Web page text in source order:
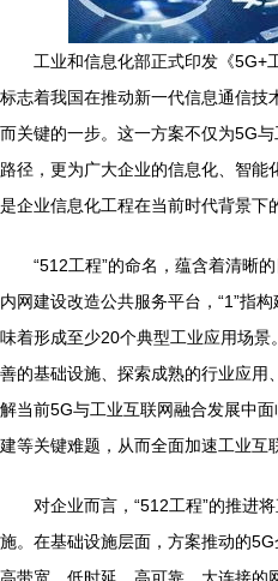
工业和信息化部正式印发《5G+
标志着我国在推动新一代信息通信技
而关键的一步。这一方案不仅为5G
路径，更为广大企业的信息化、智能
是企业信息化工程在当前时代背景下
“512工程”的命名，蕴含着清晰
内网建设改造公共服务平台，“1”指
味着形成至少20个典型工业应用场
善的基础设施、探索成熟的行业应用
解当前5G与工业互联网融合发展中
建等关键难题，从而全面加速工业互
对企业而言，“512工程”的推进
施。在基础设施层面，方案推动的